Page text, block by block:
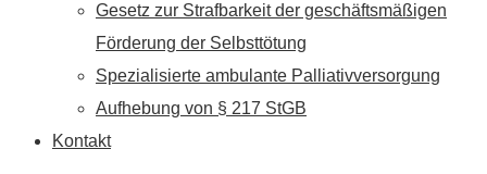
Gesetz zur Strafbarkeit der geschäftsmäßigen
Förderung der Selbsttötung
Spezialisierte ambulante Palliativversorgung
Aufhebung von § 217 StGB
Kontakt